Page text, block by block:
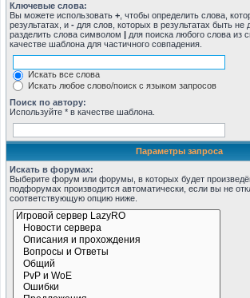
Ключевые слова:
Вы можете использовать + , чтобы определить слова,
результатах, и - для слов, которых в результатах быть
разделить слова символом | для поиска любого слова из
качестве шаблона для частичного совпадения.
Искать все слова
Искать любое слово/поиск с языком запросов
Поиск по автору:
Используйте * в качестве шаблона.
Параметры запроса
Искать в форумах:
Выберите форум или форумы, в которых будет
подфорумах производится автоматически, если вы не
соответствующую опцию ниже.